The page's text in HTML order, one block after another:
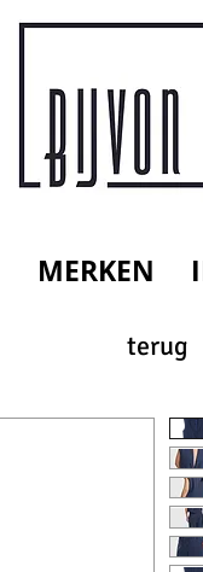
MERKEN
terug